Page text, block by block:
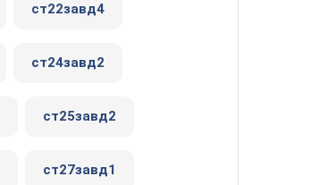
ст22завд4
ст24завд2
ст25завд2
ст27завд1